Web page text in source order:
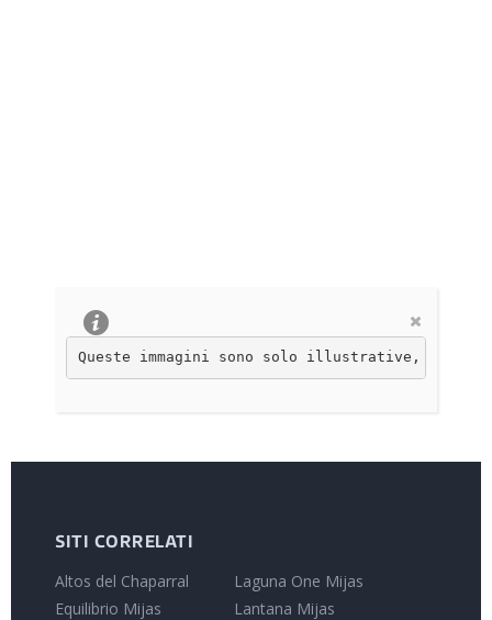
Queste immagini sono solo illustrative, non
SITI CORRELATI
Altos del Chaparral
Equilibrio Mijas
Laguna One Mijas
Lantana Mijas